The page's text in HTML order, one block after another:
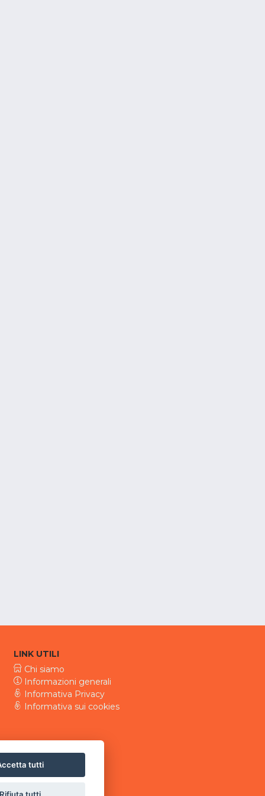
LINK UTILI
Chi siamo
Informazioni generali
Informativa Privacy
Informativa sui cookies
tutti
tutti